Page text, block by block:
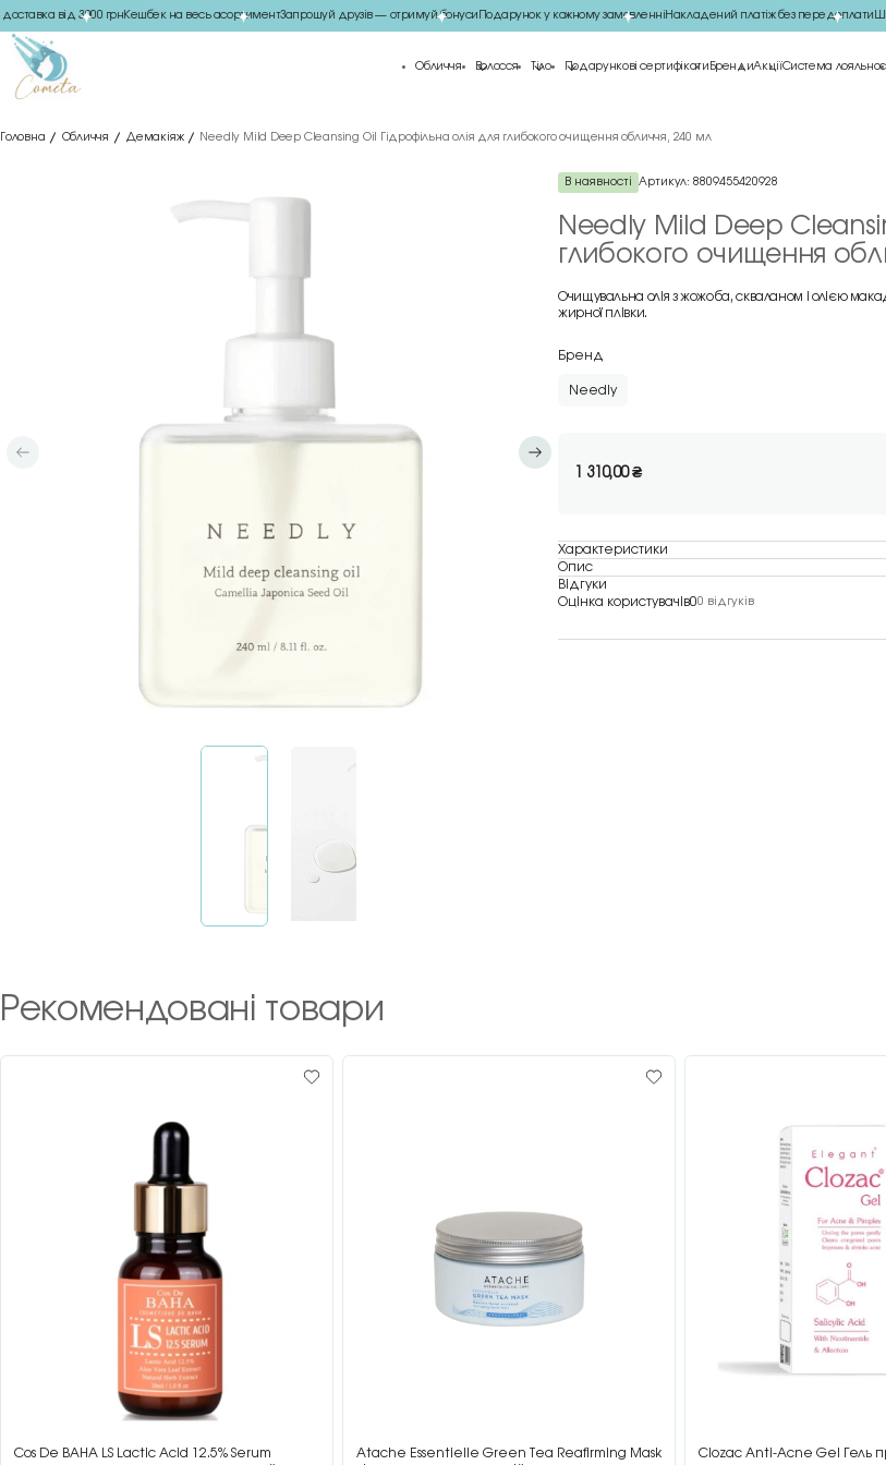
від 3000 грнКешбек на весь асортиментЗапрошуй друзів — отримуй бонусиПодарунок у кожному замовленніНакладений платіж без передоплати
Обличчя Волосся Тіло Подарункові сертифікати БрендиАкціїСистема
Головна Обличчя Демакіяж Needly Mild Deep Cleansing Oil Гідрофільна олія для глибокого очищення обличчя, 240 мл
В наявності Артикул: 8809455420928
Needly Mild Deep
глибокого очищення
Очищувальна олія з жожоба, скваланом і олією
жирної плівки.
Бренд
Needly
1 310,00₴
Характеристики
Опис
Відгуки
Оцінка користувачів00 відгуків
Рекомендовані товари
Cos De BAHA LS Lactic Acid 12.5% Serum
Atache Essentielle Green Tea Reafirming Mask
Clozac Anti-Acne Gel Гель